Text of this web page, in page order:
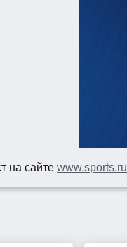
на сайтеwww.sports.ru